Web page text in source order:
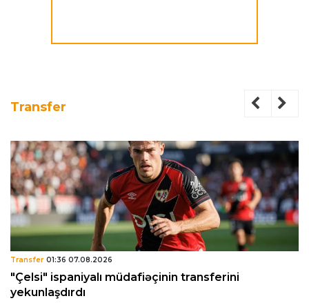
Transfer
Transfer 01:36 07.08.2026
"Çelsi" ispaniyalı müdafiəçinin transferini
yekunlaşdırdı